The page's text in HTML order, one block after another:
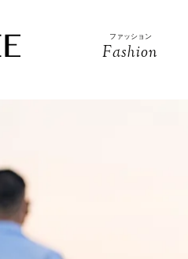
ファッション
Fashion